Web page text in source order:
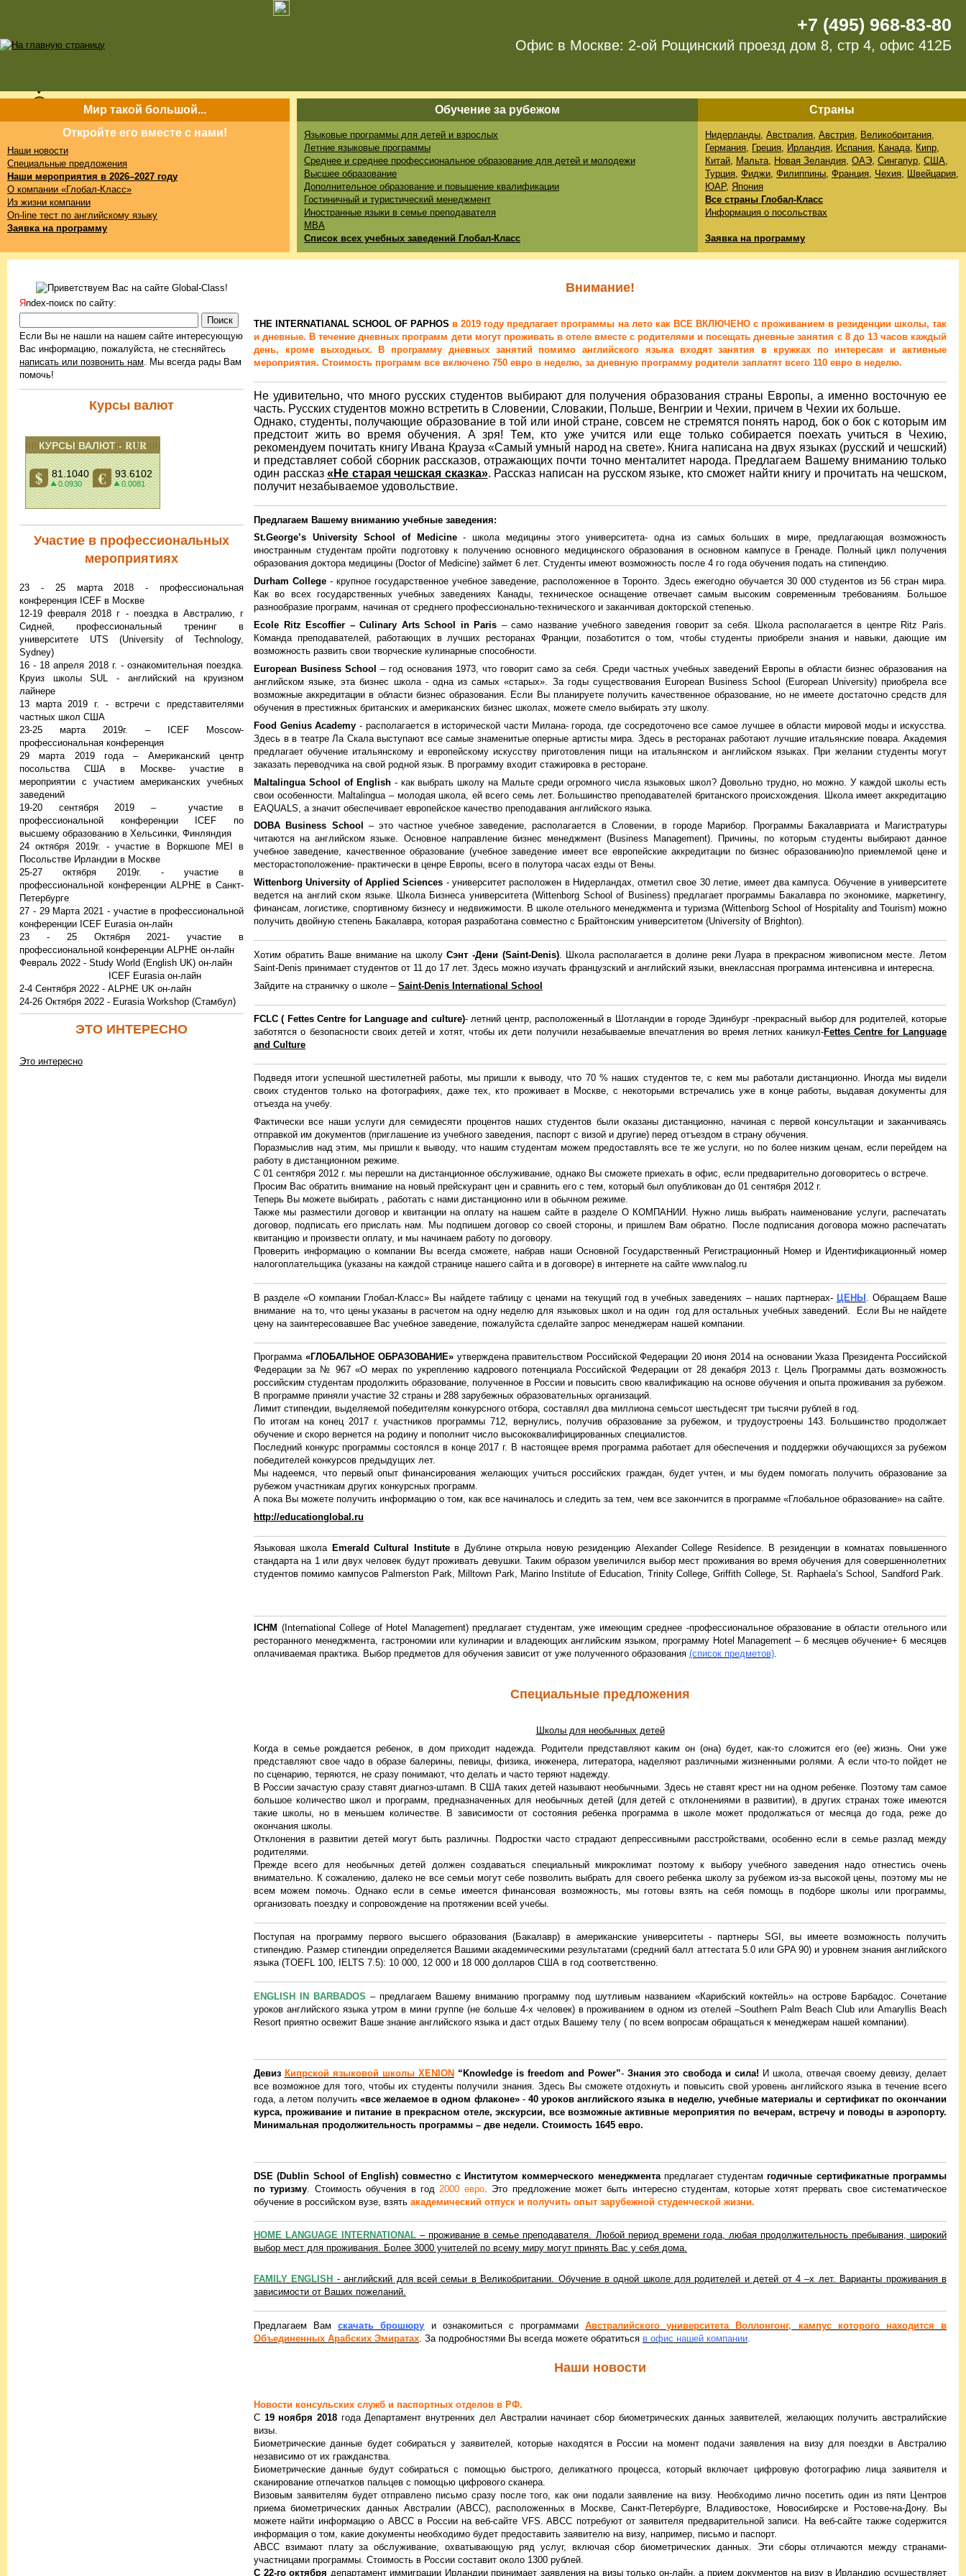
+7 (495) 968-83-80
Офис в Москве: 2-ой Рощинский проезд дом 8, стр 4, офис 412Б
Мир такой большой...
Откройте его вместе с нами!
Наши новости
Специальные предложения
Наши мероприятия в 2026–2027 году
О компании «Глобал-Класс»
Из жизни компании
On-line тест по английскому языку
Заявка на программу
Обучение за рубежом Страны
Языковые программы для детей и взрослых
Летние языковые программы
Среднее и среднее профессиональное образование для детей и молодежи
Высшее образование
Дополнительное образование и повышение квалификации
Гостиничный и туристический менеджмент
Иностранные языки в семье преподавателя
MBA
Список всех учебных заведений Глобал-Класс
Нидерланды, Австралия, Австрия, Великобритания,
Германия, Греция, Ирландия, Испания, Канада, Кипр,
Китай, Мальта, Новая Зеландия, ОАЭ, Сингапур, США,
Турция, Фиджи, Филиппины, Франция, Чехия, Швейцария,
ЮАР, Япония
Все страны Глобал-Класс
Информация о посольствах
Заявка на программу
Яndex-поиск по сайту:
Eсли Вы не нашли на нашем сайте интересующую
Вас информацию, пожалуйста, не стесняйтесь
написать или позвонить нам. Мы всегда рады Вам
помочь!
Курсы валют
Участие в профессиональных
мероприятиях
23 - 25 марта 2018 - профессиональная
конференция ICEF в Москве
12-19 февраля 2018 г - поездка в Австралию, г
Сидней, профессиональный тренинг в
университете UTS (University of Technology,
Sydney)
16 - 18 апреля 2018 г. - ознакомительная поездка.
Круиз школы SUL - английский на круизном
лайнере
13 марта 2019 г. - встречи с представителями
частных школ США
23-25 марта 2019г. – ICEF Moscow-
профессиональная конференция
29 марта 2019 года – Американский центр
посольства США в Москве- участие в
мероприятии с участием американских учебных
заведений
19-20 сентября 2019 – участие в
профессиональной конференции ICEF по
высшему образованию в Хельсинки, Финляндия
24 октября 2019г. - участие в Воркшопе MEI в
Посольстве Ирландии в Москве
25-27 октября 2019г. - участие в
профессиональной конференции ALPHE в Санкт-
Петербурге
27 - 29 Марта 2021 - участие в профессиональной
конференции ICEF Eurasia он-лайн
23 - 25 Октября 2021- участие в
профессиональной конференции ALPHE он-лайн
Февраль 2022 - Study World (English UK) он-лайн
ICEF Eurasia он-лайн
2-4 Сентября 2022 - ALPHE UK он-лайн
24-26 Октября 2022 - Eurasia Workshop (Стамбул)
ЭТО ИНТЕРЕСНО
Это интересно
Внимание!
THE INTERNATIANAL SCHOOL OF PAPHOS в 2019 году предлагает программы на лето как ВСЕ ВКЛЮЧЕНО с проживанием в резиденции школы, так
и дневные. В течение дневных программ дети могут проживать в отеле вместе с родителями и посещать дневные занятия с 8 до 13 часов каждый
день, кроме выходных. В программу дневных занятий помимо английского языка входят занятия в кружках по интересам и активные
мероприятия. Стоимость программ все включено 750 евро в неделю, за дневную программу родители заплатят всего 110 евро в неделю.
Не удивительно, что много русских студентов выбирают для получения образования страны Европы, а именно восточную ее
часть. Русских студентов можно встретить в Словении, Словакии, Польше, Венгрии и Чехии, причем в Чехии их больше.
Однако, студенты, получающие образование в той или иной стране, совсем не стремятся понять народ, бок о бок с которым им
предстоит жить во время обучения. А зря! Тем, кто уже учится или еще только собирается поехать учиться в Чехию,
рекомендуем почитать книгу Ивана Крауза «Самый умный народ на свете». Книга написана на двух языках (русский и чешский)
и представляет собой сборник рассказов, отражающих почти точно менталитет народа. Предлагаем Вашему вниманию только
один рассказ «Не старая чешская сказка». Рассказ написан на русском языке, кто сможет найти книгу и прочитать на чешском,
получит незабываемое удовольствие.
Предлагаем Вашему вниманию учебные заведения:
St.George’s University School of Medicine- школа медицины этого университета- одна из самых больших в мире, предлагающая возможность
иностранным студентам пройти подготовку к получению основного медицинского образования в основном кампусе в Гренаде. Полный цикл получения
образования доктора медицины (Doctor of Medicine) займет 6 лет. Студенты имеют возможность после 4 го года обучения подать на стипендию.
Durham College- крупное государственное учебное заведение, расположенное в Торонто. Здесь ежегодно обучается 30 000 студентов из 56 стран мира.
Как во всех государственных учебных заведениях Канады, техническое оснащение отвечает самым высоким современным требованиям. Большое
разнообразие программ, начиная от среднего профессионально-технического и заканчивая докторской степенью.
Ecole Ritz Escoffier – Culinary Arts School in Paris – само название учебного заведения говорит за себя. Школа располагается в центре Ritz Paris.
Команда преподавателей, работающих в лучших ресторанах Франции, позаботится о том, чтобы студенты приобрели знания и навыки, дающие им
возможность развить свои творческие кулинарные способности.
European Business School – год основания 1973, что говорит само за себя. Среди частных учебных заведений Европы в области бизнес образования на
английском языке, эта бизнес школа - одна из самых «старых». За годы существования European Business School (European University) приобрела все
возможные аккредитации в области бизнес образования. Если Вы планируете получить качественное образование, но не имеете достаточно средств для
обучения в престижных британских и американских бизнес школах, можете смело выбирать эту школу.
Food Genius Academy- располагается в исторической части Милана- города, где сосредоточено все самое лучшее в области мировой моды и искусства.
Здесь в в театре Ла Скала выступают все самые знаменитые оперные артисты мира. Здесь в ресторанах работают лучшие итальянские повара. Академия
предлагает обучение итальянскому и европейскому искусству приготовления пищи на итальянском и английском языках. При желании студенты могут
заказать переводчика на свой родной язык. В программу входит стажировка в ресторане.
Maltalingua School of English- как выбрать школу на Мальте среди огромного числа языковых школ? Довольно трудно, но можно. У каждой школы есть
свои особенности. Maltalingua – молодая школа, ей всего семь лет. Большинство преподавателей британского происхождения. Школа имеет аккредитацию
EAQUALS, а значит обеспечивает европейское качество преподавания английского языка.
DOBA Business School
– это частное учебное заведение, располагается в Словении, в городе Марибор. Программы Бакалавриата и Магистратуры
читаются на английском языке. Основное направление бизнес менеджмент (Business Management). Причины, по которым студенты выбирают данное
учебное заведение, качественное образование (учебное заведение имеет все европейские аккредитации по бизнес образованию)по приемлемой цене и
месторастоположение- практически в ценре Европы, всего в полутора часах езды от Вены.
Wittenborg University of Applied Sciences - университет расположен в Нидерландах, отметил свое 30 летие, имеет два кампуса. Обучение в университете
ведется на англий ском языке. Школа Бизнеса университета (Wittenborg School of Business) предлагает программы Бакалавра по экономике, маркетингу,
финансам, логистике, спортивному бизнесу и недвижимости. В школе отельного менеджмента и туризма (Wittenborg School of Hospitality and Tourism) можно
получить двойную степень Бакалавра, которая разработана совместно с Брайтонским университетом (University of Brighton).
Хотим обратить Ваше внимание на школуСэнт -Дени (Saint-Denis). Школа располагается в долине реки Луара в прекрасном живописном месте. Летом
Saint-Denis принимает студентов от 11 до 17 лет. Здесь можно изучать французский и английский языки, внеклассная программа интенсивна и интересна.
Зайдите на страничку о школе – Saint-Denis International School
FCLC ( Fettes Centre for Language and culture)- летний центр, расположенный в Шотландии в городе Эдинбург -прекрасный выбор для родителей, которые
заботятся о безопасности своих детей и хотят, чтобы их дети получили незабываемые впечатления во время летних каникул-Fettes Centre for Language
and Culture
Подведя итоги успешной шестилетней работы, мы пришли к выводу, что 70 % наших студентов те, с кем мы работали дистанционно. Иногда мы видели
своих студентов только на фотографиях, даже тех, кто проживает в Москве, с некоторыми встречались уже в конце работы, выдавая документы для
отъезда на учебу.
Фактически все наши услуги для семидесяти процентов наших студентов были оказаны дистанционно, начиная с первой консультации и заканчиваясь
отправкой им документов (приглашение из учебного заведения, паспорт с визой и другие) перед отъездом в страну обучения.
Поразмыслив над этим, мы пришли к выводу, что нашим студентам можем предоставлять все те же услуги, но по более низким ценам, если перейдем на
работу в дистанционном режиме.
С 01 сентября 2012 г. мы перешли на дистанционное обслуживание, однако Вы сможете приехать в офис, если предварительно договоритесь о встрече.
Просим Вас обратить внимание на новый прейскурант цен и сравнить его с тем, который был опубликован до 01 сентября 2012 г.
Теперь Вы можете выбирать , работать с нами дистанционно или в обычном режиме.
Также мы разместили договор и квитанции на оплату на нашем сайте в разделе О КОМПАНИИ. Нужно лишь выбрать наименование услуги, распечатать
договор, подписать его прислать нам. Мы подпишем договор со своей стороны, и пришлем Вам обратно. После подписания договора можно распечатать
квитанцию и произвести оплату, и мы начинаем работу по договору.
Проверить информацию о компании Вы всегда сможете, набрав наши Основной Государственный Регистрационный Номер и Идентификационный номер
налогоплательщика (указаны на каждой странице нашего сайта и в договоре) в интернете на сайте www.nalog.ru
В разделе «О компании Глобал-Класс» Вы найдете таблицу с ценами на текущий год в учебных заведениях – наших партнерах- ЦЕНЫ . Обращаем Ваше
внимание на то, что цены указаны в расчетом на одну неделю для языковых школ и на один год для остальных учебных заведений. Если Вы не найдете
цену на заинтересовавшее Вас учебное заведение, пожалуйста сделайте запрос менеджерам нашей компании.
Программа «ГЛОБАЛЬНОЕ ОБРАЗОВАНИЕ» утверждена правительством Российской Федерации 20 июня 2014 на основании Указа Президента Российской
Федерации за № 967 «О мерах по укреплению кадрового потенциала Российской Федерации от 28 декабря 2013 г. Цель Программы дать возможность
российским студентам продолжить образование, полученное в России и повысить свою квалификацию на основе обучения и опыта проживания за рубежом.
В программе приняли участие 32 страны и 288 зарубежных образовательных организаций.
Лимит стипендии, выделяемой победителям конкурсного отбора, составлял два миллиона семьсот шестьдесят три тысячи рублей в год.
По итогам на конец 2017 г. участников программы 712, вернулись, получив образование за рубежом, и трудоустроены 143. Большинство продолжает
обучение и скоро вернется на родину и пополнит число высококвалифицированных специалистов.
Последний конкурс программы состоялся в конце 2017 г. В настоящее время программа работает для обеспечения и поддержки обучающихся за рубежом
победителей конкурсов предыдущих лет.
Мы надеемся, что первый опыт финансирования желающих учиться российских граждан, будет учтен, и мы будем помогать получить образование за
рубежом участникам других конкурсных программ.
А пока Вы можете получить информацию о том, как все начиналось и следить за тем, чем все закончится в программе «Глобальное образование» на сайте.
http://educationglobal.ru
Языковая школа Emerald Cultural Instituteв Дублине открыла новую резиденцию Alexander College Residence. В резиденции в комнатах повышенного
стандарта на 1 или двух человек будут проживать девушки. Таким образом увеличился выбор мест проживания во время обучения для совершеннолетних
студентов помимо кампусов Palmerston Park, Milltown Park, Marino Institute of Education, Trinity College, Griffith College, St. Raphaela’s School, Sandford Park.
ICHM (International College of Hotel Management) предлагает студентам, уже имеющим среднее -профессиональное образование в области отельного или
ресторанного менеджмента, гастрономии или кулинарии и владеющих английским языком, программу Hotel Management – 6 месяцев обучение+ 6 месяцев
оплачиваемая практика. Выбор предметов для обучения зависит от уже полученного образования (список предметов).
Специальные предложения
Школы для необычных детей
Когда в семье рождается ребенок, в дом приходит надежда. Родители представляют каким он (она) будет, как-то сложится его (ее) жизнь. Они уже
представляют свое чадо в образе балерины, певицы, физика, инженера, литератора, наделяют различными жизненными ролями. А если что-то пойдет не
по сценарию, теряются, не сразу понимают, что делать и часто теряют надежду.
В России зачастую сразу ставят диагноз-штамп. В США таких детей называют необычными. Здесь не ставят крест ни на одном ребенке. Поэтому там самое
большое количество школ и программ, предназначенных для необычных детей (для детей с отклонениями в развитии), в других странах тоже имеются
такие школы, но в меньшем количестве. В зависимости от состояния ребенка программа в школе может продолжаться от месяца до года, реже до
окончания школы.
Отклонения в развитии детей могут быть различны. Подростки часто страдают депрессивными расстройствами, особенно если в семье разлад между
родителями.
Прежде всего для необычных детей должен создаваться специальный микроклимат поэтому к выбору учебного заведения надо отнестись очень
внимательно. К сожалению, далеко не все семьи могут себе позволить выбрать для своего ребенка школу за рубежом из-за высокой цены, поэтому мы не
всем можем помочь. Однако если в семье имеется финансовая возможность, мы готовы взять на себя помощь в подборе школы или программы,
организовать поездку и сопровождение на протяжении всей учебы.
Поступая на программу первого высшего образования (Бакалавр) в американские университеты - партнеры SGI, вы имеете возможность получить
стипендию. Размер стипендии определяется Вашими академическими результатами (средний балл аттестата 5.0 или GPA 90) и уровнем знания английского
языка (TOEFL 100, IELTS 7.5): 10 000, 12 000 и 18 000 долларов США в год соответственно.
ENGLISH IN BARBADOS – предлагаем Вашему вниманию программу под шутливым названием «Карибский коктейль» на острове Барбадос. Сочетание
уроков английского языка утром в мини группе (не больше 4-х человек) в проживанием в одном из отелей –Southern Palm Beach Club или Amaryllis Beach
Resort приятно освежит Ваше знание английского языка и даст отдых Вашему телу ( по всем вопросам обращаться к менеджерам нашей компании).
Девиз Кипрской языковой школы XENION “Knowledge is freedom and Power”- Знания это свобода и сила! И школа, отвечая своему девизу, делает
все возможное для того, чтобы их студенты получили знания. Здесь Вы сможете отдохнуть и повысить свой уровень английского языка в течение всего
года, а летом получить «все желаемое в одном флаконе»-40 уроков английского языка в неделю, учебные материалы и сертификат по окончании
курса, проживание и питание в прекрасном отеле, экскурсии, все возможные активные мероприятия по вечерам, встречу и поводы в аэропорту.
Минимальная продолжительность программы – две недели. Стоимость 1645 евро.
DSE (Dublin School of English) совместно с Институтом коммерческого менеджментапредлагает студентамгодичные сертификатные программы
по туризму. Стоимость обучения в год2000 евро. Это предложение может быть интересно студентам, которые хотят прервать свое систематическое
обучение в российском вузе, взять академический отпуск и получить опыт зарубежной студенческой жизни.
HOME LANGUAGE INTERNATIONAL – проживание в семье преподавателя. Любой период времени года, любая продолжительность пребывания, широкий
выбор мест для проживания. Более 3000 учителей по всему миру могут принять Вас у себя дома.
FAMILY ENGLISH - английский для всей семьи в Великобритании. Обучение в одной школе для родителей и детей от 4 –х лет. Варианты проживания в
зависимости от Ваших пожеланий.
Предлагаем Вамскачать брошюру и ознакомиться с программами
Австралийского университета Воллонгонг, кампус которого находится в
Объединенных Арабских Эмиратах . За подробностями Вы всегда можете обратиться в офис нашей компании
Наши новости
Новости консульских служб и паспортных отделов в РФ.
С 19 ноября 2018 года Департамент внутренних дел Австралии начинает сбор биометрических данных заявителей, желающих получить австралийские
визы.
Биометрические данные будет собираться у заявителей, которые находятся в России на момент подачи заявления на визу для поездки в Австралию
независимо от их гражданства.
Биометрические данные будут собираться с помощью быстрого, деликатного процесса, который включает цифровую фотографию лица заявителя и
сканирование отпечатков пальцев с помощью цифрового сканера.
Визовым заявителям будет отправлено письмо сразу после того, как они подали заявление на визу. Необходимо лично посетить один из пяти Центров
приема биометрических данных Австралии (ABCC), расположенных в Москве, Санкт-Петербурге, Владивостоке, Новосибирске и Ростове-на-Дону. Вы
можете найти информацию о ABCC в России на веб-сайте VFS. ABCC потребуют от заявителя предварительной записи. На веб-сайте также содержится
информация о том, какие документы необходимо будет предоставить заявителю на визу, например, письмо и паспорт.
ABCC взимают плату за обслуживание, охватывающую ряд услуг, включая сбор биометрических данных. Эти сборы отличаются между странами-
участницами программы. Стоимость в России составит около 1300 рублей.
С 22-го октября департамент иммиграции Ирландии принимает заявления на визы только он-лайн, а прием документов на визу в Ирландию осуществляет